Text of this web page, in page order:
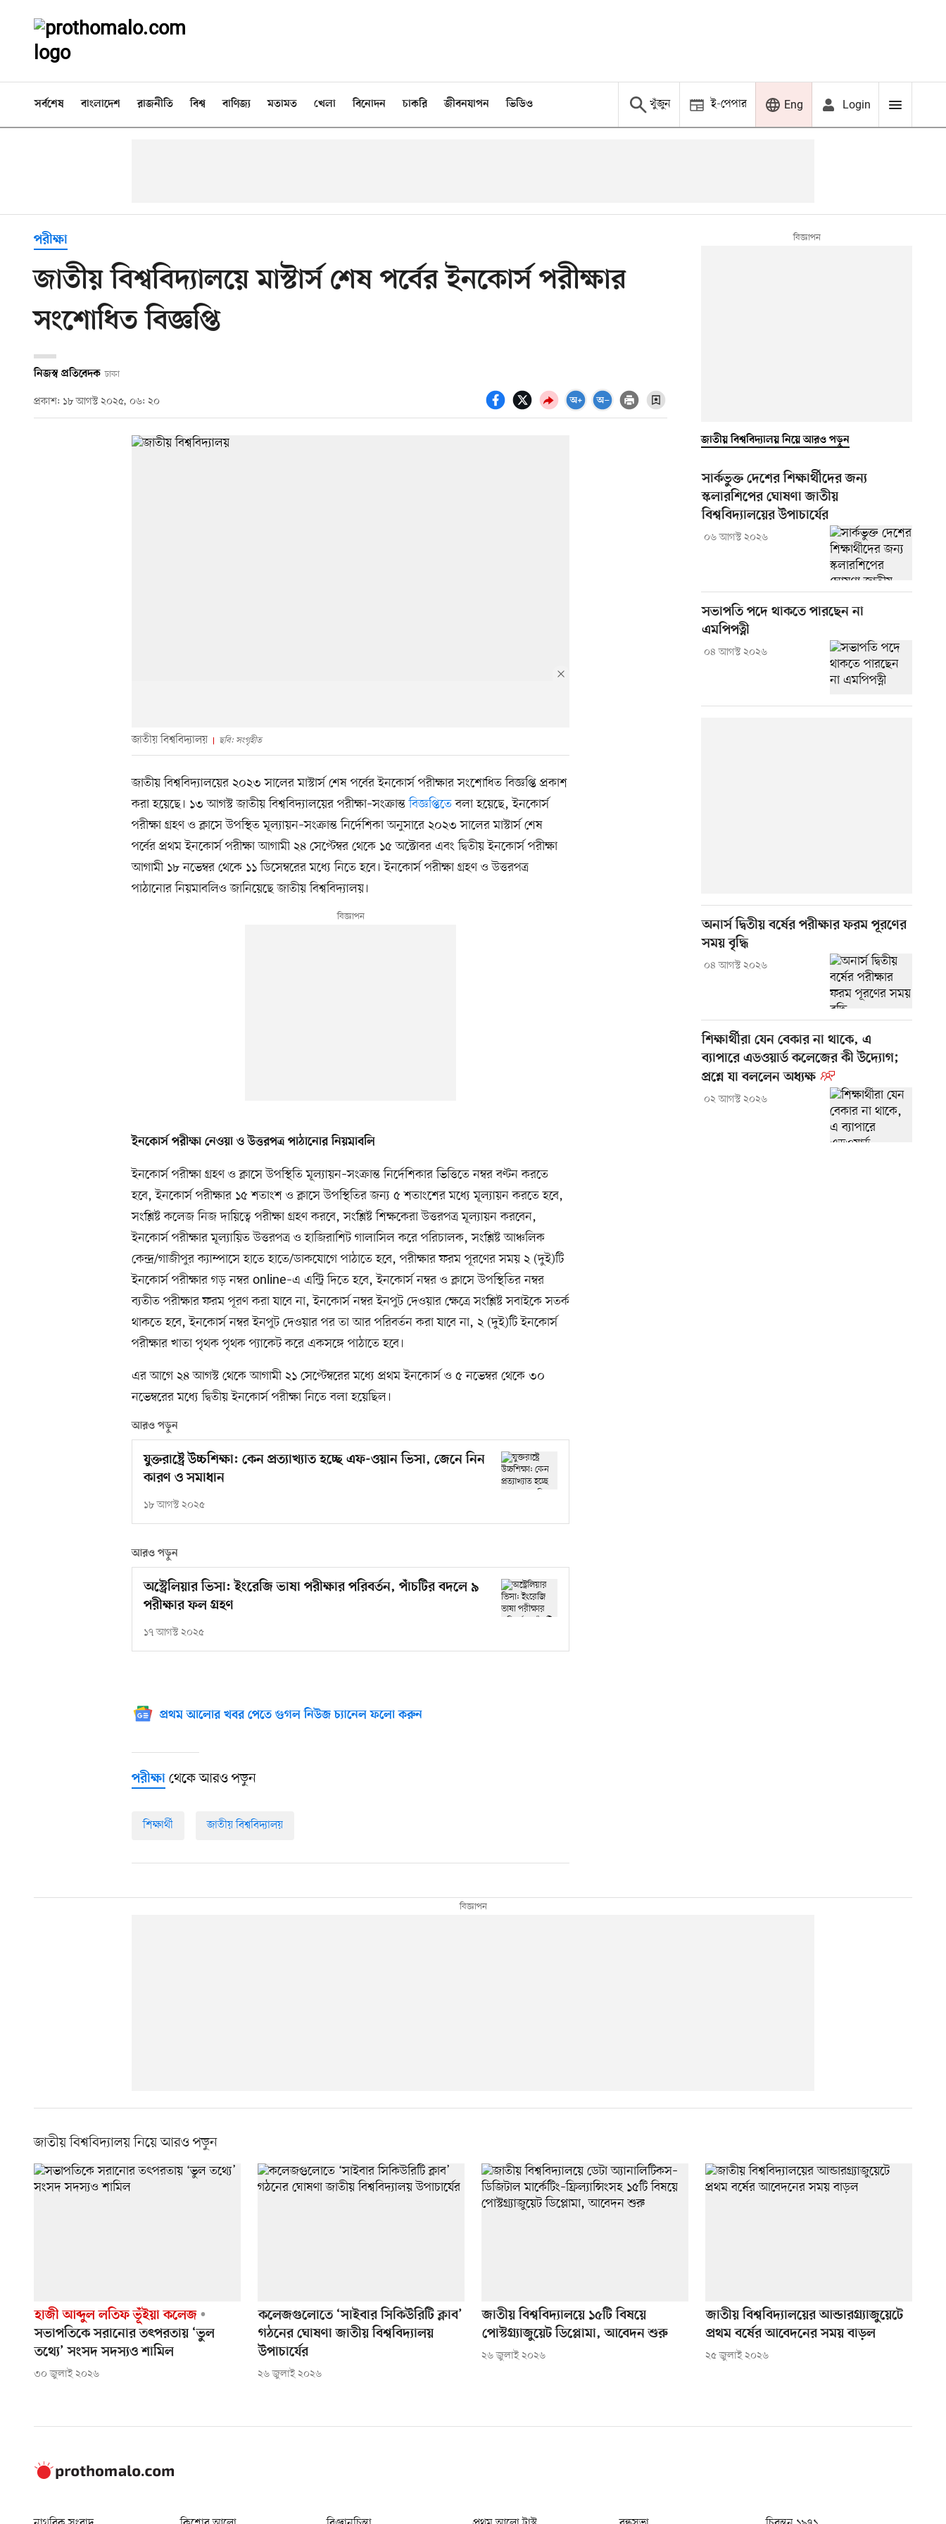
সর্বশেষ বাংলাদেশ রাজনীতি বিশ্ব বাণিজ্য মতামত খেলা বিনোদন চাকরি জীবনযাপন ভিডিও খুঁজুন ই-পেপার Eng Login
পরীক্ষা
জাতীয় বিশ্ববিদ্যালয়ে মাস্টার্স শেষ পর্বের ইনকোর্স পরীক্ষার
সংশোধিত বিজ্ঞপ্তি
নিজস্ব প্রতিবেদক ঢাকা
প্রকাশ: ১৮ আগস্ট ২০২৫, ০৬: ২০
জাতীয় বিশ্ববিদ্যালয় ছবি: সংগৃহীত
জাতীয় বিশ্ববিদ্যালয়ের ২০২৩ সালের মাস্টার্স শেষ পর্বের ইনকোর্স পরীক্ষার সংশোধিত বিজ্ঞপ্তি প্রকাশ
করা হয়েছে। ১৩ আগস্ট জাতীয় বিশ্ববিদ্যালয়ের পরীক্ষা–সংক্রান্তবিজ্ঞপ্তিতেবলা হয়েছে, ইনকোর্স
পরীক্ষা গ্রহণ ও ক্লাসে উপস্থিত মূল্যায়ন–সংক্রান্ত নির্দেশিকা অনুসারে ২০২৩ সালের মাস্টার্স শেষ
পর্বের প্রথম ইনকোর্স পরীক্ষা আগামী ২৪ সেপ্টেম্বর থেকে ১৫ অক্টোবর এবং দ্বিতীয় ইনকোর্স পরীক্ষা
আগামী ১৮ নভেম্বর থেকে ১১ ডিসেম্বরের মধ্যে নিতে হবে। ইনকোর্স পরীক্ষা গ্রহণ ও উত্তরপত্র
পাঠানোর নিয়মাবলিও জানিয়েছে জাতীয় বিশ্ববিদ্যালয়।
ইনকোর্স পরীক্ষা নেওয়া ও উত্তরপত্র পাঠানোর নিয়মাবলি
ইনকোর্স পরীক্ষা গ্রহণ ও ক্লাসে উপস্থিতি মূল্যায়ন–সংক্রান্ত নির্দেশিকার ভিত্তিতে নম্বর বণ্টন করতে
হবে, ইনকোর্স পরীক্ষার ১৫ শতাংশ ও ক্লাসে উপস্থিতির জন্য ৫ শতাংশের মধ্যে মূল্যায়ন করতে হবে,
সংশ্লিষ্ট কলেজ নিজ দায়িত্বে পরীক্ষা গ্রহণ করবে, সংশ্লিষ্ট শিক্ষকেরা উত্তরপত্র মূল্যায়ন করবেন,
ইনকোর্স পরীক্ষার মূল্যায়িত উত্তরপত্র ও হাজিরাশিট গালাসিল করে পরিচালক, সংশ্লিষ্ট আঞ্চলিক
কেন্দ্র/গাজীপুর ক্যাম্পাসে হাতে হাতে/ডাকযোগে পাঠাতে হবে, পরীক্ষার ফরম পূরণের সময় ২ (দুই)টি
ইনকোর্স পরীক্ষার গড় নম্বর online–এ এন্ট্রি দিতে হবে, ইনকোর্স নম্বর ও ক্লাসে উপস্থিতির নম্বর
ব্যতীত পরীক্ষার ফরম পূরণ করা যাবে না, ইনকোর্স নম্বর ইনপুট দেওয়ার ক্ষেত্রে সংশ্লিষ্ট সবাইকে সতর্ক
থাকতে হবে, ইনকোর্স নম্বর ইনপুট দেওয়ার পর তা আর পরিবর্তন করা যাবে না, ২ (দুই)টি ইনকোর্স
পরীক্ষার খাতা পৃথক পৃথক প্যাকেট করে একসঙ্গে পাঠাতে হবে।
এর আগে ২৪ আগস্ট থেকে আগামী ২১ সেপ্টেম্বরের মধ্যে প্রথম ইনকোর্স ও ৫ নভেম্বর থেকে ৩০
নভেম্বরের মধ্যে দ্বিতীয় ইনকোর্স পরীক্ষা নিতে বলা হয়েছিল।
আরও পড়ুন
যুক্তরাষ্ট্রে উচ্চশিক্ষা: কেন প্রত্যাখ্যাত হচ্ছে এফ-ওয়ান ভিসা, জেনে নিন
কারণ ও সমাধান
১৮ আগস্ট ২০২৫
আরও পড়ুন
অস্ট্রেলিয়ার ভিসা: ইংরেজি ভাষা পরীক্ষার পরিবর্তন, পাঁচটির বদলে ৯
পরীক্ষার ফল গ্রহণ
১৭ আগস্ট ২০২৫
প্রথম আলোর খবর পেতে গুগল নিউজ চ্যানেল ফলো করুন
পরীক্ষা থেকে আরও পড়ুন
শিক্ষার্থী জাতীয় বিশ্ববিদ্যালয়
জাতীয় বিশ্ববিদ্যালয় নিয়ে আরও পড়ুন
সার্কভুক্ত দেশের শিক্ষার্থীদের জন্য
স্কলারশিপের ঘোষণা জাতীয়
বিশ্ববিদ্যালয়ের উপাচার্যের
০৬ আগস্ট ২০২৬
সভাপতি পদে থাকতে পারছেন না
এমপিপত্নী
০৪ আগস্ট ২০২৬
অনার্স দ্বিতীয় বর্ষের পরীক্ষার ফরম পূরণের
সময় বৃদ্ধি
০৪ আগস্ট ২০২৬
শিক্ষার্থীরা যেন বেকার না থাকে, এ
ব্যাপারে এডওয়ার্ড কলেজের কী উদ্যোগ;
প্রশ্নে যা বললেন অধ্যক্ষ
০২ আগস্ট ২০২৬
জাতীয় বিশ্ববিদ্যালয় নিয়ে আরও পড়ুন
হাজী আব্দুল লতিফ ভূঁইয়া কলেজ
সভাপতিকে সরানোর তৎপরতায় ‘ভুল
তথ্যে’ সংসদ সদস্যও শামিল
৩০ জুলাই ২০২৬
কলেজগুলোতে ‘সাইবার সিকিউরিটি ক্লাব’
গঠনের ঘোষণা জাতীয় বিশ্ববিদ্যালয়
উপাচার্যের
২৬ জুলাই ২০২৬
জাতীয় বিশ্ববিদ্যালয়ে ১৫টি বিষয়ে
পোস্টগ্র্যাজুয়েট ডিপ্লোমা, আবেদন শুরু
২৬ জুলাই ২০২৬
জাতীয় বিশ্ববিদ্যালয়ের আন্ডারগ্র্যাজুয়েটে
প্রথম বর্ষের আবেদনের সময় বাড়ল
২৫ জুলাই ২০২৬